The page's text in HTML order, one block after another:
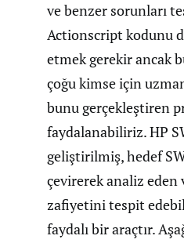
ve benzer sorunları
Actionscript kodunu
etmek gerekir ancak
çoğu kimse için
bunu gerçekleştiren
faydalanabiliriz. HP
geliştirilmiş, hedef
çevirerek analiz eden
zafiyetini tespit
faydalı bir araçtır.